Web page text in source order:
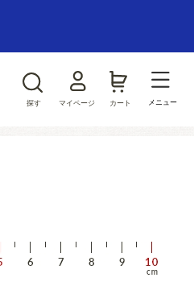
探す マイページ カート メニュー